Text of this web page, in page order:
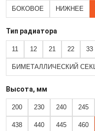
БОКОВОЕ НИЖНЕЕ
Тип радиатора
11 12 21 22 33
БИМЕТАЛЛИЧЕСКИЙ
Высота, мм
200 230 240 245
438 440 445 460